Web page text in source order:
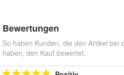
Bewertungen
So haben Kunden, die den Artikel bei
haben, den Kauf bewertet.